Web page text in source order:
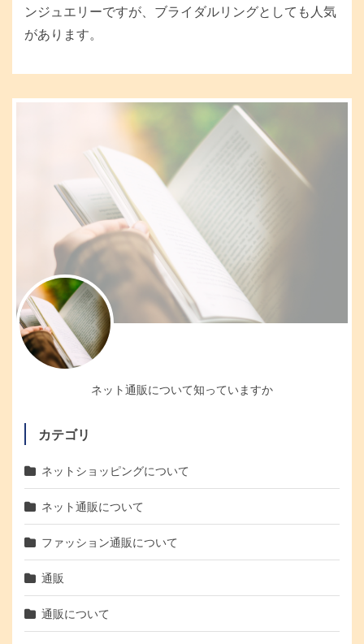
ンジュエリーですが、ブライダルリングとしても人気
があります。
ネット通販について知っていますか
カテゴリ
ネットショッピングについて
ネット通販について
ファッション通販について
通販
通販について